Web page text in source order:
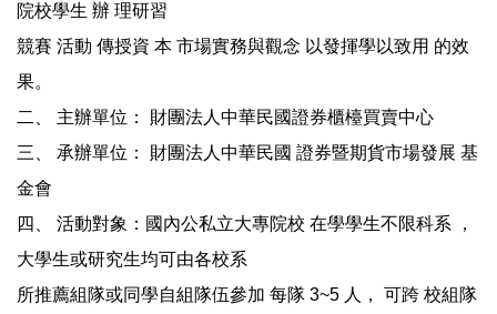
院校學生 辦 理研習
競賽 活動 傳授資 本 市場實務與觀念 以發揮學以致用 的效
果。
二、 主辦單位： 財團法人中華民國證券櫃檯買賣中心
三、 承辦單位： 財團法人中華民國 證券暨期貨市場發展 基
金會
四、 活動對象：國內公私立大專院校 在學學生不限科系 ，
大學生或研究生均可由各校系
所推薦組隊或同學自組隊伍參加 每隊 3~5 人， 可跨 校組隊